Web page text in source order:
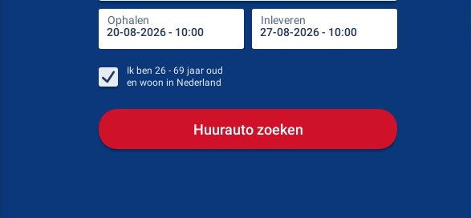
Ophalen Inleveren Plaats voor
Ik ben 26 - 69 jaar oud
en woon in Nederland
Huurauto zoeken